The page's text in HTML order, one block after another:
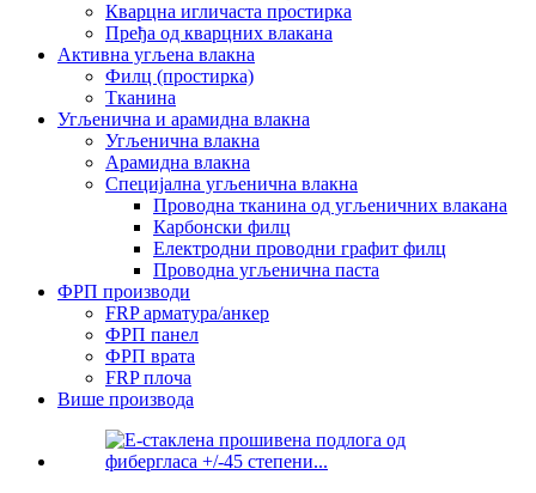
Кварцна игличаста простирка
Пређа од кварцних влакана
Активна угљена влакна
Филц (простирка)
Тканина
Угљенична и арамидна влакна
Угљенична влакна
Арамидна влакна
Специјална угљенична влакна
Проводна тканина од угљеничних влакана
Карбонски филц
Електродни проводни графит филц
Проводна угљенична паста
ФРП производи
FRP арматура/анкер
ФРП панел
ФРП врата
FRP плоча
Више производа